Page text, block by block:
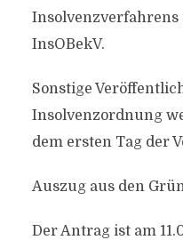
Insolvenzverfahrens
InsOBekV.
Sonstige
Insolvenzordnung
dem ersten Tag der
Auszug aus den
Der Antrag ist am